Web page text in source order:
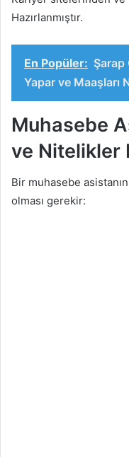
Hazırlanmıştır.
En Popüler: Şarap
Yapar ve Maaşları
Muhasebe
ve Nitelikler
Bir muhasebe
olması gerekir: